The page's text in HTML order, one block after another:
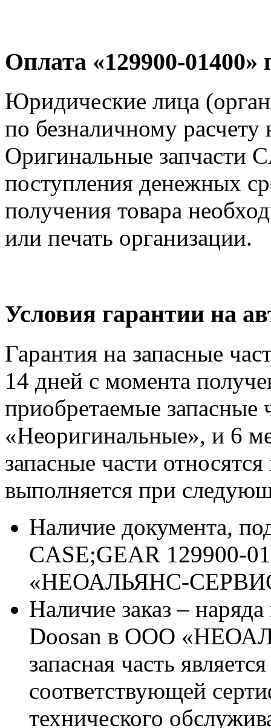
Оплата «129900-01400»
Юридические лица
по безналичному расчету
Оригинальные запчасти
поступления денежных
получения товара
или печать организации.
Условия гарантии на
Гарантия на запасные
14 дней с момента
приобретаемые запасные
«Неоригинальные», и 6
запасные части
выполняется при
Наличие документа,
CASE;GEAR 129900-
«НЕОАЛЬЯНС-
Наличие заказ –
Doosan в ООО
запасная часть
соответствующей
технического